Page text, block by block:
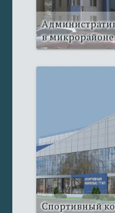
в микрорайоне
Спортивный